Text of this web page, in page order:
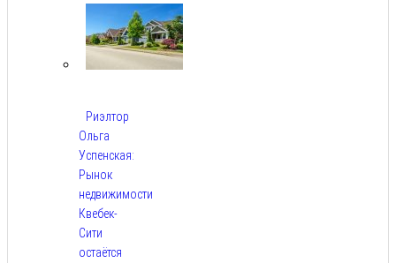
Риэлтор
Ольга
Успенская:
Рынок
недвижимости
Квебек-
Сити
остаётся